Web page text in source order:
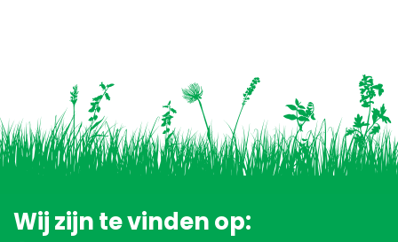
Wij zijn te vinden op: